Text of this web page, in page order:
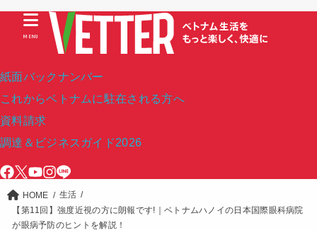
紙面バックナンバー
これからベトナムに駐在される方へ
資料請求
調達＆ビジネスガイド2026
MENU
HOME
生活
【第11回】強度近視の方に朗報です!｜ベトナムハノイの日本国際眼科病院
が眼病予防のヒントを解説！